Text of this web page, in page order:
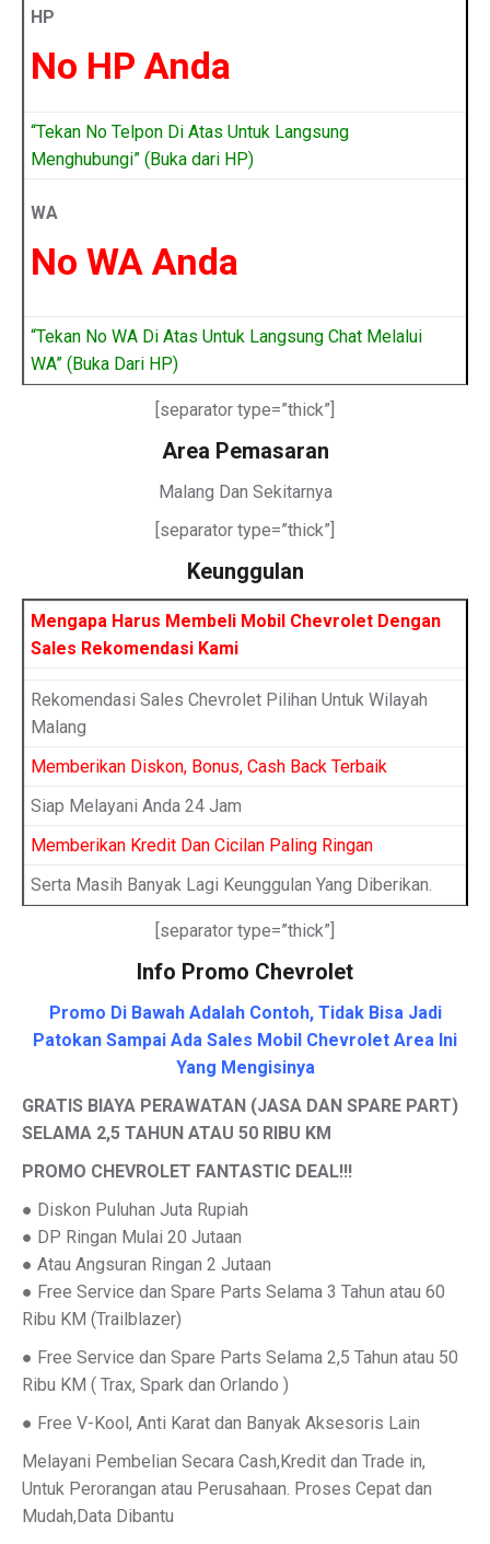
HP
No HP Anda
“Tekan No Telpon Di Atas Untuk Langsung
Menghubungi” (Buka dari HP)
WA
No WA Anda
“Tekan No WA Di Atas Untuk Langsung Chat Melalui
WA” (Buka Dari HP)
[separator type=”thick”]
Area Pemasaran
Malang Dan Sekitarnya
[separator type=”thick”]
Keunggulan
Mengapa Harus Membeli Mobil Chevrolet Dengan
Sales Rekomendasi Kami
Rekomendasi Sales Chevrolet Pilihan Untuk Wilayah
Malang
Memberikan Diskon, Bonus, Cash Back Terbaik
Siap Melayani Anda 24 Jam
Memberikan Kredit Dan Cicilan Paling Ringan
Serta Masih Banyak Lagi Keunggulan Yang Diberikan.
[separator type=”thick”]
Info Promo Chevrolet
Promo Di Bawah Adalah Contoh, Tidak Bisa Jadi
Patokan Sampai Ada Sales Mobil Chevrolet Area Ini
Yang Mengisinya
GRATIS BIAYA PERAWATAN (JASA DAN SPARE PART)
SELAMA 2,5 TAHUN ATAU 50 RIBU KM
PROMO CHEVROLET FANTASTIC DEAL!!!
● Diskon Puluhan Juta Rupiah
● DP Ringan Mulai 20 Jutaan
● Atau Angsuran Ringan 2 Jutaan
● Free Service dan Spare Parts Selama 3 Tahun atau 60
Ribu KM (Trailblazer)
● Free Service dan Spare Parts Selama 2,5 Tahun atau 50
Ribu KM ( Trax, Spark dan Orlando )
● Free V-Kool, Anti Karat dan Banyak Aksesoris Lain
Melayani Pembelian Secara Cash,Kredit dan Trade in,
Untuk Perorangan atau Perusahaan. Proses Cepat dan
Mudah,Data Dibantu